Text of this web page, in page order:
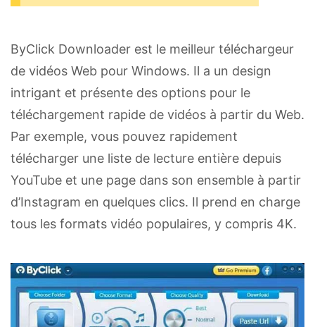
ByClick Downloader est le meilleur téléchargeur
de vidéos Web pour Windows. Il a un design
intrigant et présente des options pour le
téléchargement rapide de vidéos à partir du Web.
Par exemple, vous pouvez rapidement
télécharger une liste de lecture entière depuis
YouTube et une page dans son ensemble à partir
d’Instagram en quelques clics. Il prend en charge
tous les formats vidéo populaires, y compris 4K.